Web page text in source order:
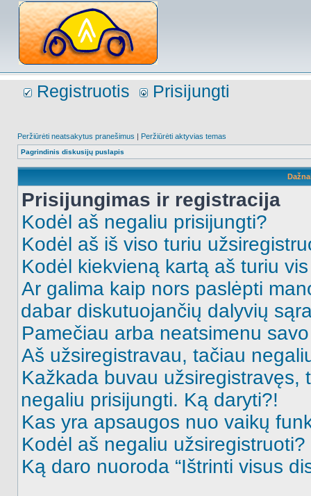
Registruotis Prisijungti
Peržiūrėti neatsakytus pranešimus | Peržiūrėti aktyvias temas
Pagrindinis diskusijų puslapis
Prisijungimas ir registracija
Kodėl aš negaliu prisijungti?
Kodėl aš iš viso turiu
Kodėl kiekvieną kartą aš turiu
Ar galima kaip nors paslėpti
dabar diskutuojančių dalyvių
Pamečiau arba neatsimenu
Aš užsiregistravau, tačiau
Kažkada buvau užsiregistravęs,
negaliu prisijungti. Ką daryti?!
Kas yra apsaugos nuo vaikų
Kodėl aš negaliu užsiregistruoti?
Ką daro nuoroda “Ištrinti visus